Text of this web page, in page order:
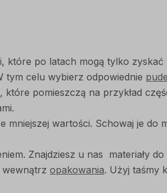
po latach mogą tylko
tym celu wybierz odpowiednie
pomieszczą na przykład
wartości. Schowaj je do
Znajdziesz u nas materiały
opakowania. Użyj taśmy